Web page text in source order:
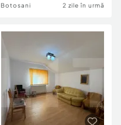
Botosani 2 zile în urmă